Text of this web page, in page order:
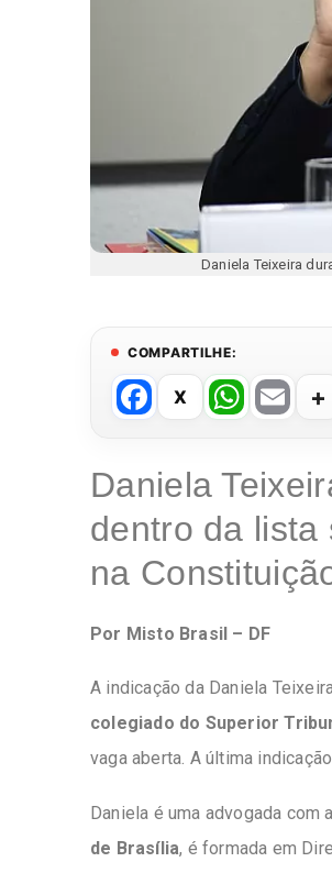
Daniela Teixeira
COMPARTILHE:
F
a
c
e
b
o
k
W
h
at
s
A
p
E
ail
Daniela
dentro da lista
na
Por Misto Brasil – DF
A indicação da Daniela
colegiado do Superior
vaga aberta. A última
Daniela é uma advogada com
de Brasília, é formada em